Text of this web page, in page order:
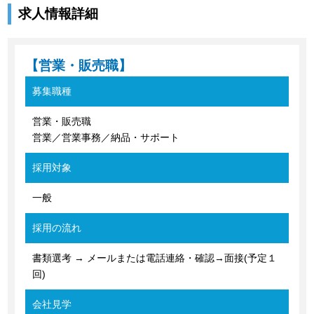
求人情報詳細
【営業・販売職】
募集職種
営業・販売職
営業／営業事務／納品・サポート
採用対象
一般
採用の流れ
書類選考 → メールまたは電話連絡・確認→面接(予定１
回)
会社見学